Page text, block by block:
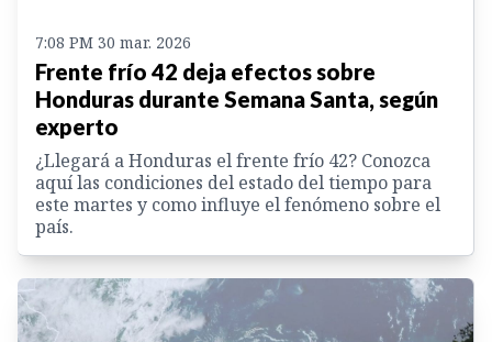
7:08 PM 30 mar. 2026
Frente frío 42 deja efectos sobre
Honduras durante Semana Santa, según
experto
¿Llegará a Honduras el frente frío 42? Conozca
aquí las condiciones del estado del tiempo para
este martes y como influye el fenómeno sobre el
país.